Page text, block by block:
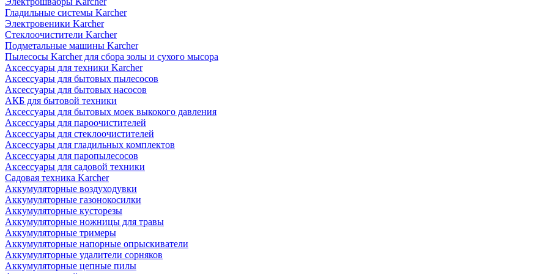
Гладильные системы Karcher
Электровеники Karcher
Стеклоочистители Karcher
Подметальные машины Karcher
Пылесосы Karcher для сбора золы и сухого мысора
Аксессуары для техники Karcher
Аксессуары для бытовых пылесосов
Аксессуары для бытовых насосов
АКБ для бытовой техники
Аксессуары для бытовых моек выкокого давления
Аксессуары для пароочистителей
Аксессуары для стеклоочистителей
Аксессуары для гладильных комплектов
Аксессуары для паропылесосов
Аксессуары для садовой техники
Садовая техника Karcher
Аккумуляторные воздуходувки
Аккумуляторные газонокосилки
Аккумуляторные кусторезы
Аккумуляторные ножницы для травы
Аккумуляторные тримеры
Аккумуляторные напорные опрыскиватели
Аккумуляторные удалители сорняков
Аккумуляторные цепные пилы